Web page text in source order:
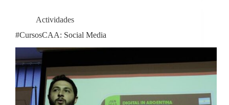
Actividades
#CursosCAA: Social Media